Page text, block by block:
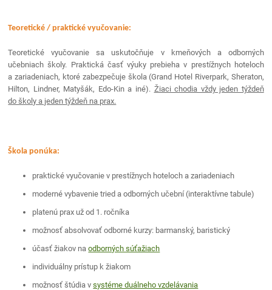
Teoretické / praktické vyučovanie:
Teoretické vyučovanie sa uskutočňuje v kmeňových a odborných
učebniach školy. Praktická časť výuky prebieha v prestížnych hoteloch
a zariadeniach, ktoré zabezpečuje škola (Grand Hotel Riverpark, Sheraton,
Hilton, Lindner, Matyšák, Edo-Kin a iné). Žiaci chodia vždy jeden týždeň
do školy a jeden týždeň na prax.
Škola ponúka:
praktické vyučovanie v prestížnych hoteloch a zariadeniach
moderné vybavenie tried a odborných učební (interaktívne tabule)
platenú prax už od 1. ročníka
možnosť absolvovať odborné kurzy: barmanský, baristický
účasť žiakov naodborných súťažiach
individuálny prístup k žiakom
možnosť štúdia vsystéme duálneho vzdelávania